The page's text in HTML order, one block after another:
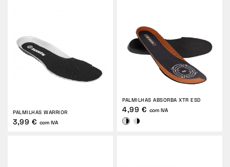
PALMILHAS WARRIOR
3,99 € com IVA
PALMILHAS ABSORBA XTR ESD
4,99 € com IVA